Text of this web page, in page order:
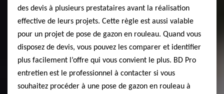
des devis à plusieurs prestataires avant la réalisation
effective de leurs projets. Cette règle est aussi valable
pour un projet de pose de gazon en rouleau. Quand vous
disposez de devis, vous pouvez les comparer et identifier
plus facilement l’offre qui vous convient le plus. BD Pro
entretien est le professionnel à contacter si vous
souhaitez procéder à une pose de gazon en rouleau à